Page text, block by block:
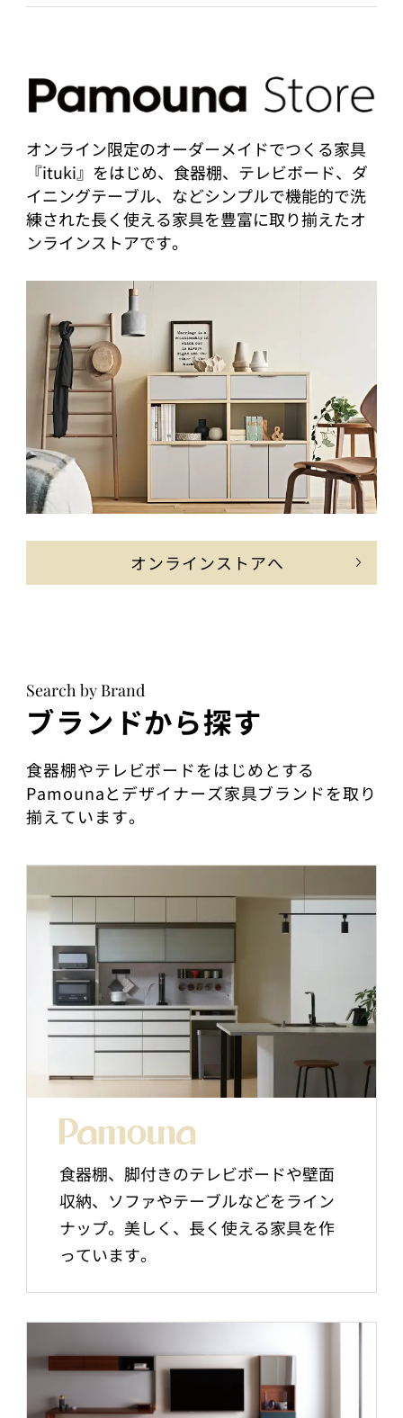
オンライン限定のオーダーメイドでつくる家具
『ituki』をはじめ、食器棚、テレビボード、ダ
イニングテーブル、などシンプルで機能的で洗
練された長く使える家具を豊富に取り揃えたオ
ンラインストアです。
オンラインストアへ
Search by Brand
ブランドから探す
食器棚やテレビボードをはじめとする
Pamounaとデザイナーズ家具ブランドを取り
揃えています。
食器棚、脚付きのテレビボードや壁面
収納、ソファやテーブルなどをライン
ナップ。美しく、長く使える家具を作
っています。